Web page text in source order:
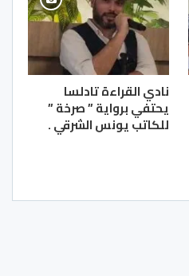
نادي القراءة تادلسا
يحتفي برواية ” صرخة ”
للكاتب يونس الشرقي .